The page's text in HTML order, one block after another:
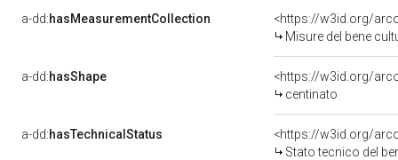
a-dd:hasMeasurementCollection
<https://w3id.org/
Misure del bene
a-dd:hasShape
<https://w3id.org/
centinato
a-dd:hasTechnicalStatus
<https://w3id.org/
Stato tecnico del